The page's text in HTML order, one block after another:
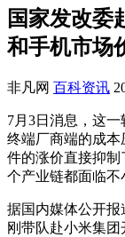
国家发改委
和手机市场
非凡网 百科资讯
7月3日消息，这
终端厂商端的成
件的涨价直接抑
个产业链都面临不
据国内媒体公开报
刚带队赴小米集